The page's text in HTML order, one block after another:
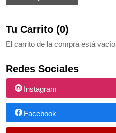
Tu Carrito (0)
El carrito de la compra está vacío
Redes Sociales
Instagram
Facebook